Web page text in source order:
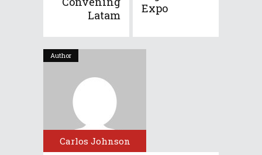
Latam
Expo
Author
Carlos Johnson